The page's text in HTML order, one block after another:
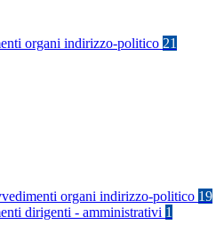
organi indirizzo-politico 21
organi indirizzo-politico 19
dirigenti - amministrativi 1